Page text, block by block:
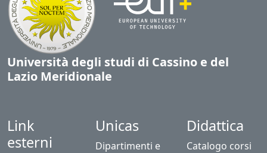
Università degli studi di Cassino e del
Lazio Meridionale
Link
esterni
Unicas
Dipartimenti e
Didattica
Catalogo corsi